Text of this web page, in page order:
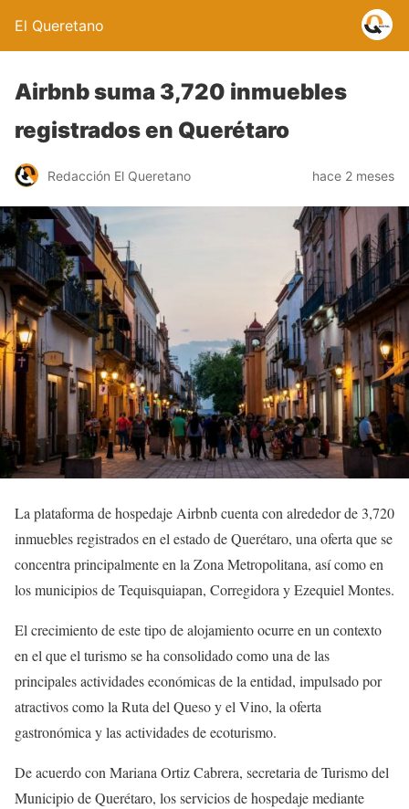
El Queretano
Airbnb suma 3,720 inmuebles
registrados en Querétaro
Redacción El Queretano hace 2 meses
La plataforma de hospedaje Airbnb cuenta con alrededor de 3,720
inmuebles registrados en el estado de Querétaro, una oferta que se
concentra principalmente en la Zona Metropolitana, así como en
los municipios de Tequisquiapan, Corregidora y Ezequiel Montes.
El crecimiento de este tipo de alojamiento ocurre en un contexto
en el que el turismo se ha consolidado como una de las
principales actividades económicas de la entidad, impulsado por
atractivos como la Ruta del Queso y el Vino, la oferta
gastronómica y las actividades de ecoturismo.
De acuerdo con Mariana Ortiz Cabrera, secretaria de Turismo del
Municipio de Querétaro, los servicios de hospedaje mediante